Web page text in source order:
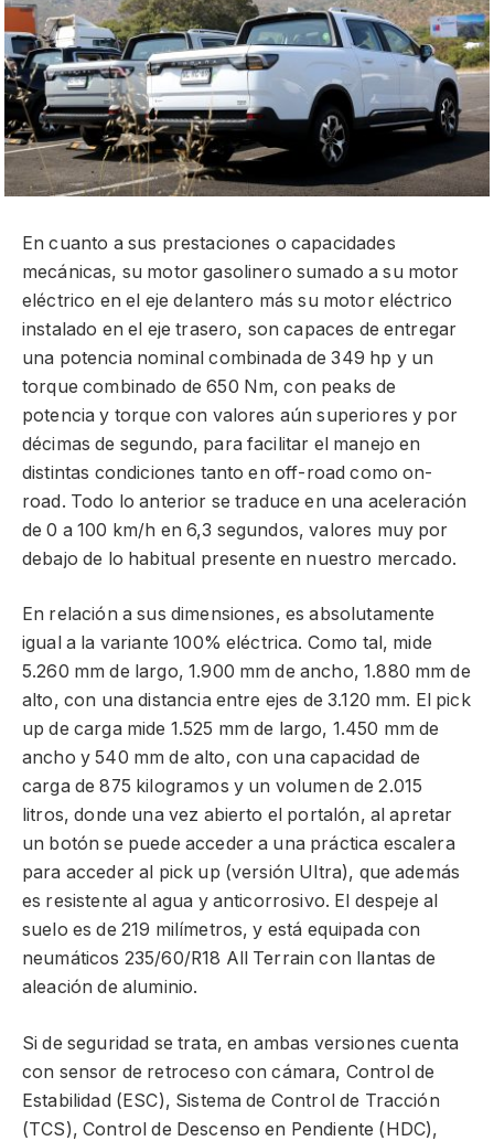
En cuanto a sus prestaciones o capacidades
mecánicas, su motor gasolinero sumado a su motor
eléctrico en el eje delantero más su motor eléctrico
instalado en el eje trasero, son capaces de entregar
una potencia nominal combinada de 349 hp y un
torque combinado de 650 Nm, con peaks de
potencia y torque con valores aún superiores y por
décimas de segundo, para facilitar el manejo en
distintas condiciones tanto en off-road como on-
road. Todo lo anterior se traduce en una aceleración
de 0 a 100 km/h en 6,3 segundos, valores muy por
debajo de lo habitual presente en nuestro mercado.
En relación a sus dimensiones, es absolutamente
igual a la variante 100% eléctrica. Como tal, mide
5.260 mm de largo, 1.900 mm de ancho, 1.880 mm de
alto, con una distancia entre ejes de 3.120 mm. El pick
up de carga mide 1.525 mm de largo, 1.450 mm de
ancho y 540 mm de alto, con una capacidad de
carga de 875 kilogramos y un volumen de 2.015
litros, donde una vez abierto el portalón, al apretar
un botón se puede acceder a una práctica escalera
para acceder al pick up (versión Ultra), que además
es resistente al agua y anticorrosivo. El despeje al
suelo es de 219 milímetros, y está equipada con
neumáticos 235/60/R18 All Terrain con llantas de
aleación de aluminio.
Si de seguridad se trata, en ambas versiones cuenta
con sensor de retroceso con cámara, Control de
Estabilidad (ESC), Sistema de Control de Tracción
(TCS), Control de Descenso en Pendiente (HDC),